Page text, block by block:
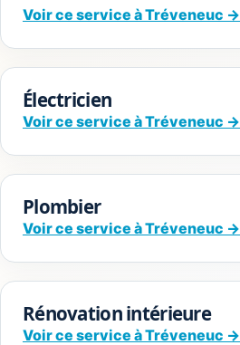
Voir ce service à Tréveneuc →
Électricien
Voir ce service à Tréveneuc →
Plombier
Voir ce service à Tréveneuc →
Rénovation intérieure
Voir ce service à Tréveneuc →